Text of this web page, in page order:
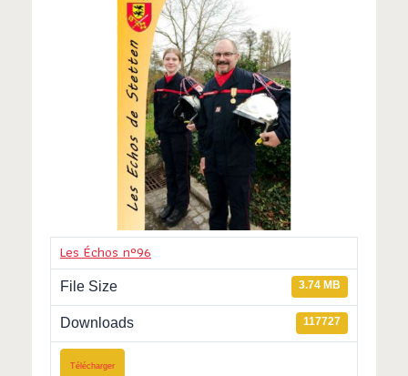
Les Échos n°96
File Size 3.74 MB
Downloads 117727
Télécharger